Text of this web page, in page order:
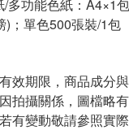
多功能色紙：A4×1包
)；單色500張裝/1包
效期限，商品成分
拍攝關係，圖檔略
有變動敬請參照實